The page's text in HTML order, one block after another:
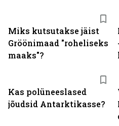
Miks kutsutakse jäist
Gröönimaad "roheliseks
maaks"?
Kas polüneeslased
jõudsid Antarktikasse?